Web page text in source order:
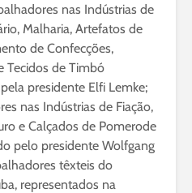
nas Indústrias de
Malharia, Artefatos de
de Confecções,
Tecidos de Timbó
presidente Elfi Lemke;
nas Indústrias de Fiação,
e Calçados de Pomerode
pelo presidente Wolfgang
têxteis do
representados na